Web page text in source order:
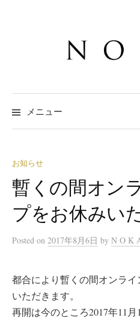
メニュー
お知らせ
暫くの間オン
プをお休みい
Posted on 2017年8月6日 by N O K
都合により暫くの間オンラ
いただきます。
再開は今のところ2017年11月